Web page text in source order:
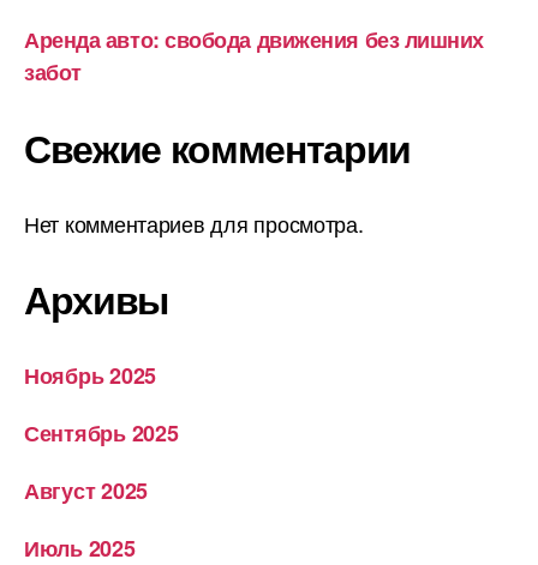
Аренда авто: свобода движения без лишних
забот
Свежие комментарии
Нет комментариев для просмотра.
Архивы
Ноябрь 2025
Сентябрь 2025
Август 2025
Июль 2025